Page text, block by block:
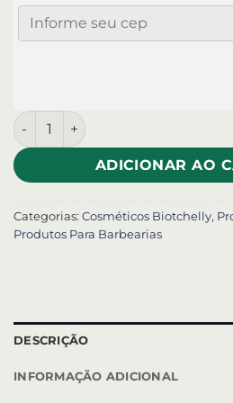
ADICIONAR AO
Categorias: Cosméticos Biotchelly,
Produtos Para Barbearias
DESCRIÇÃO
INFORMAÇÃO ADICIONAL